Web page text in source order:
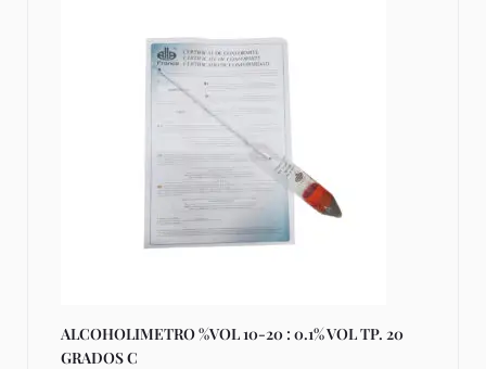
ALCOHOLIMETRO %VOL 10-20 : 0.1% VOL TP. 20
GRADOS C